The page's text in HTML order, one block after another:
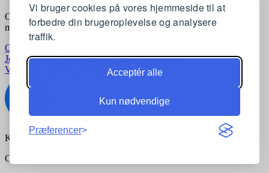
Vi bruger cookies på vores hjemmeside til at
forbedre din brugeroplevelse og analysere
traffik.
Acceptér alle
Kun nødvendige
Præferencer
Opret en profil og få automatisk besked, når der kommer nye
museum assistant stillinger, der matcher dine præferencer
Opret profil gratis
Jobkategorier Joblokationer For virksomheder
Vilkår og betingelser
Privatlivspolitik
Kontakt:support@komvidere.dk
Copyright © 2026 komvidere.dk. Alle rettigheder forbeholdes.